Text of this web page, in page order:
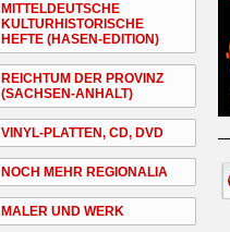
MITTELDEUTSCHE
KULTURHISTORISCHE
HEFTE (HASEN-EDITION)
REICHTUM DER PROVINZ
(SACHSEN-ANHALT)
VINYL-PLATTEN, CD, DVD
NOCH MEHR REGIONALIA
MALER UND WERK